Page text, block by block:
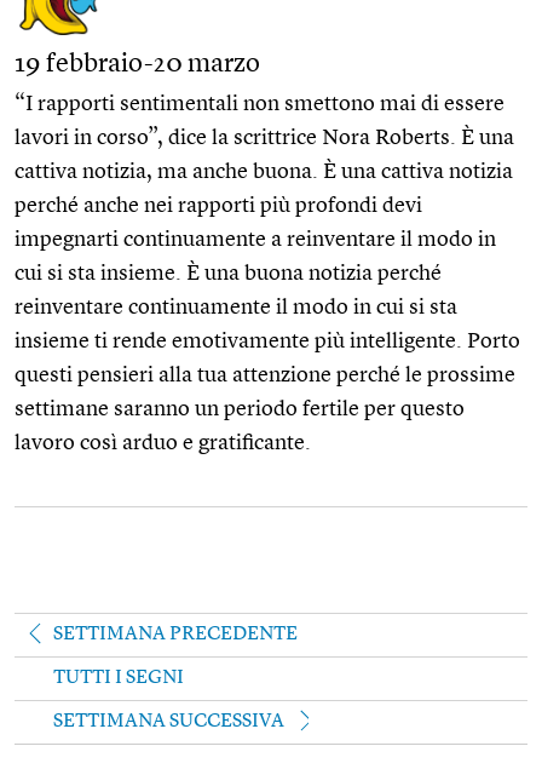
19 febbraio-20 marzo
“I rapporti sentimentali non smettono mai di essere
lavori in corso”, dice la scrittrice Nora Roberts. È una
cattiva notizia, ma anche buona. È una cattiva notizia
perché anche nei rapporti più profondi devi
impegnarti continuamente a reinventare il modo in
cui si sta insieme. È una buona notizia perché
reinventare continuamente il modo in cui si sta
insieme ti rende emotivamente più intelligente. Porto
questi pensieri alla tua attenzione perché le prossime
settimane saranno un periodo fertile per questo
lavoro così arduo e gratificante.
SETTIMANA PRECEDENTE
TUTTI I SEGNI
SETTIMANA SUCCESSIVA